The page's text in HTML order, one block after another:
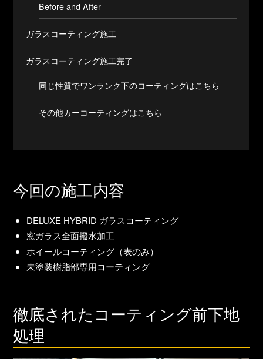
Before and After
ガラスコーティング施工
ガラスコーティング施工完了
同じ性質でワンランク下のコーティングはこちら
その他カーコーティングはこちら
今回の施工内容
DELUXE HYBRID ガラスコーティング
窓ガラス全面撥水加工
ホイールコーティング（表のみ）
未塗装樹脂部専用コーティング
徹底されたコーティング前下地
処理